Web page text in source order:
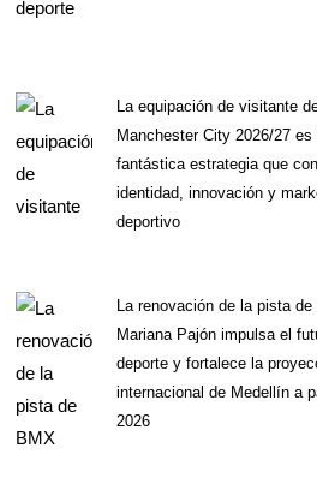
La equipación de visitante
Manchester City 2026/27 es
fantástica estrategia que
identidad, innovación y
deportivo
La renovación de la pista de
Mariana Pajón impulsa el
deporte y fortalece la
internacional de Medellín a
2026